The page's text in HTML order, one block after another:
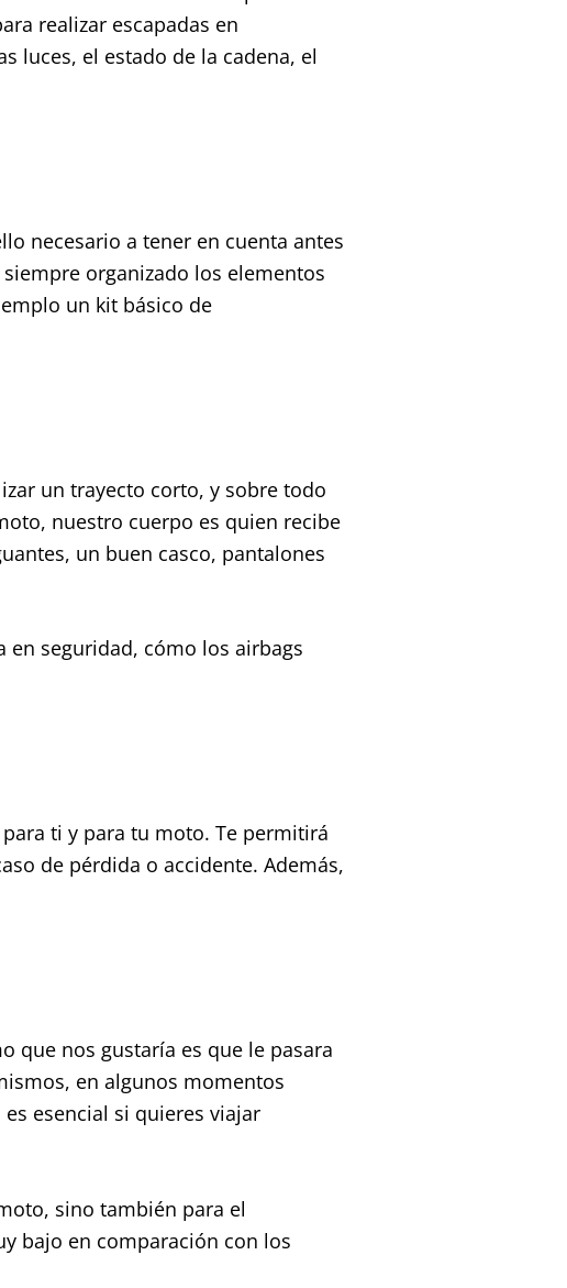
realizar escapadas en
luces, el estado de la cadena, el
necesario a tener en cuenta antes
organizado los elementos
un kit básico de
un trayecto corto, y sobre todo
nuestro cuerpo es quien recibe
un buen casco, pantalones
en seguridad, cómo los airbags
ti y para tu moto. Te permitirá
de pérdida o accidente. Además,
que nos gustaría es que le pasara
en algunos momentos
esencial si quieres viajar
sino también para el
bajo en comparación con los